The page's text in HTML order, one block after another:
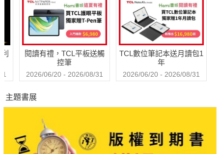
閱讀有禮，TCL平板送觸
控筆
2026/06/20 - 2026/08/31
TCL數位筆記本送月讀包1
年
2026/06/20 - 2026/08/31
主題書展